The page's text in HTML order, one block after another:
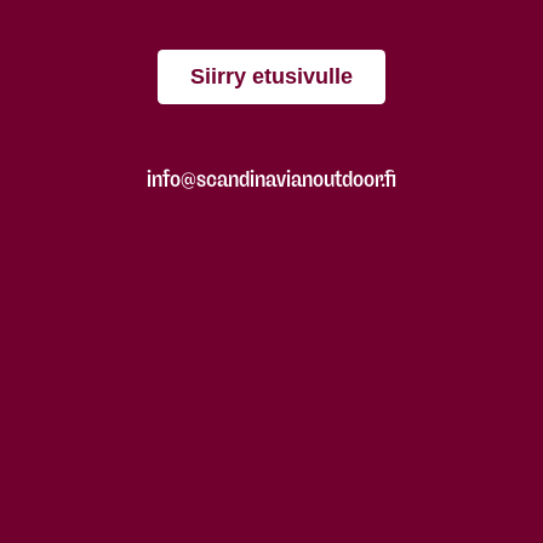
Siirry etusivulle
info@scandinavianoutdoor.fi